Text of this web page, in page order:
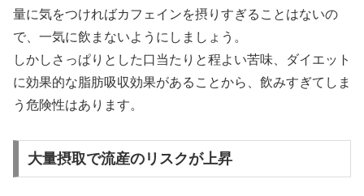
量に気をつければカフェインを摂りすぎることはないの
で、一気に飲まないようにしましょう。
しかしさっぱりとした口当たりと程よい苦味、ダイエット
に効果的な脂肪吸収効果があることから、飲みすぎてしま
う危険性はあります。
大量摂取で流産のリスクが上昇